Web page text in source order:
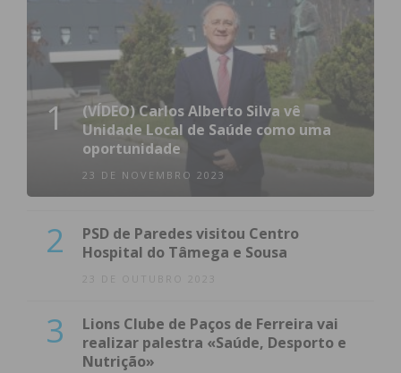
1
(VÍDEO) Carlos Alberto Silva vê
Unidade Local de Saúde como uma
oportunidade
23 DE NOVEMBRO 2023
2
PSD de Paredes visitou Centro
Hospital do Tâmega e Sousa
23 DE OUTUBRO 2023
3
Lions Clube de Paços de Ferreira vai
realizar palestra «Saúde, Desporto e
Nutrição»